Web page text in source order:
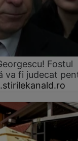
Fostul
va fi judecat